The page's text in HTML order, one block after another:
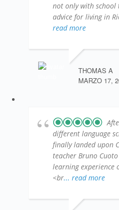
not only with school
advice for living in
read more
THOMAS A
MARZO 17,
different language
finally landed upon
teacher Bruno
learning experience
<br... read more